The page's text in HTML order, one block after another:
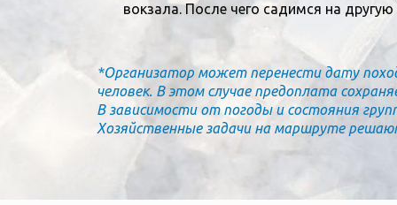
вокзала. После чего садимся на
*Организатор может перенести дату
человек. В этом случае предоплата
В зависимости от погоды и состояния
Хозяйственные задачи на маршруте